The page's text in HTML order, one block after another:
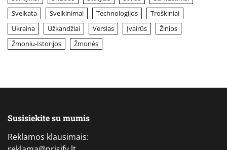
Sveikata
Sveikinimai Technologijos
Troškiniai
Ukraina
Užkandžiai Verslas Įvairūs
Žinios
Žmoniu-Istorijos
Žmonės
Susisiekite su mumis
Reklamos klausimais: